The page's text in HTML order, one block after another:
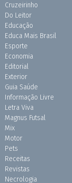
Cruzeirinho
Do Leitor
Educação
Educa Mais Brasil
Esporte
Economia
Editorial
Exterior
Guia Saúde
Informação Livre
Letra Viva
Magnus Futsal
Mix
Motor
Pets
Receitas
Revistas
Necrologia